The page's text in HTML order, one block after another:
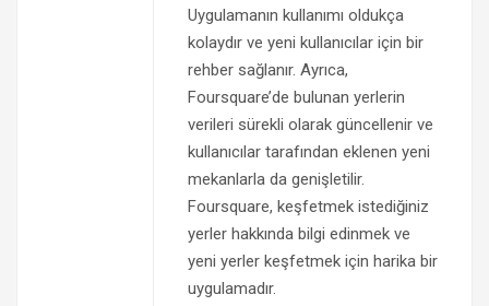
Uygulamanın kullanımı oldukça
kolaydır ve yeni kullanıcılar için bir
rehber sağlanır. Ayrıca,
Foursquare’de bulunan yerlerin
verileri sürekli olarak güncellenir ve
kullanıcılar tarafından eklenen yeni
mekanlarla da genişletilir.
Foursquare, keşfetmek istediğiniz
yerler hakkında bilgi edinmek ve
yeni yerler keşfetmek için harika bir
uygulamadır.